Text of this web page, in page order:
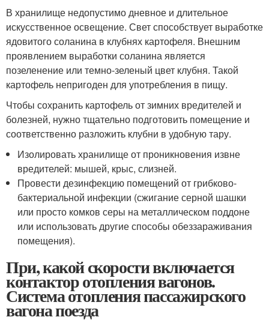
В хранилище недопустимо дневное и длительное
искусственное освещение. Свет способствует выработке
ядовитого соланина в клубнях картофеля. Внешним
проявлением выработки соланина является
позеленение или темно-зеленый цвет клубня. Такой
картофель непригоден для употребления в пищу.
Чтобы сохранить картофель от зимних вредителей и
болезней, нужно тщательно подготовить помещение и
соответственно разложить клубни в удобную тару.
Изолировать хранилище от проникновения извне
вредителей: мышей, крыс, слизней.
Провести дезинфекцию помещений от грибково-
бактериальной инфекции (сжигание серной шашки
или просто комков серы на металлическом поддоне
или использовать другие способы обеззараживания
помещения).
При, какой скорости включается
контактор отопления вагонов.
Система отопления пассажирского
вагона поезда